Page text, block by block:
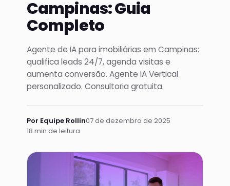
Campinas: Guia
Completo
Agente de IA para imobiliárias em Campinas:
qualifica leads 24/7, agenda visitas e
aumenta conversão. Agente IA Vertical
personalizado. Consultoria gratuita.
Por Equipe Rollin07 de dezembro de 2025
18 min de leitura